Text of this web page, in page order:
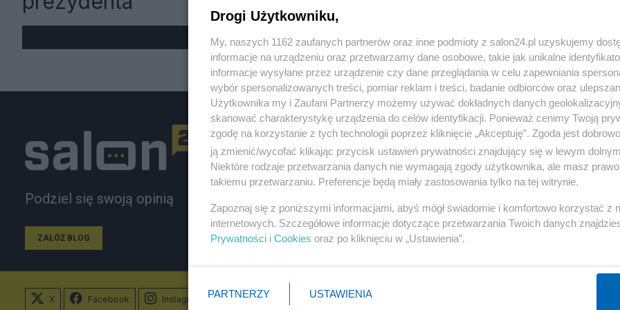
« WRÓĆ DO NOTKI
Podziel się swoją opinią
ZAŁÓŻ BLOG
Polityka
PiS
Rząd
NATO
KO
Gospodarka
Biznes
Pieniądze
Inwestycje
Podatki
X Facebook Instagram
Drogi Użytkowniku,
My, naszych 1162 zaufanych partnerów oraz inne podmioty z salon24.pl uzyskujemy
informacje na urządzeniu oraz przetwarzamy dane osobowe, takie jak unikalne
informacje wysyłane przez urządzenie czy dane przeglądania w celu zapewniania
wybór spersonalizowanych treści, pomiar reklam i treści, badanie odbiorców oraz
Użytkownika my i Zaufani Partnerzy możemy używać dokładnych danych
skanować charakterystykę urządzenia do celów identyfikacji. Ponieważ cenimy Twoją
zgodę na korzystanie z tych technologii poprzez kliknięcie „Akceptuję”. Zgoda jest
ją zmienić/wycofać klikając przycisk ustawień prywatności znajdujący się w lewym
Niektóre rodzaje przetwarzania danych nie wymagają zgody użytkownika, ale masz
takiemu przetwarzaniu. Preferencje będą miały zastosowania tylko na tej witrynie.
Zapoznaj się z poniższymi informacjami, abyś mógł świadomie i komfortowo korzystać z
internetowych. Szczegółowe informacje dotyczące przetwarzania Twoich danych
Prywatności i Cookies oraz po kliknięciu w „Ustawienia”.
PARTNERZY USTAWIENIA